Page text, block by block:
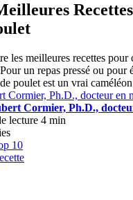
les meilleures recettes
Pour un repas pressé ou pour
poulet est un vrai
Cormier, Ph.D.,
lecture 4 min
10